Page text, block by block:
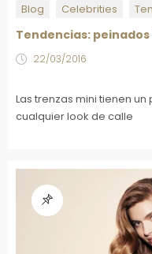
Blog Celebrities
Tendencias:
22/03/2016
Las trenzas mini tienen
cualquier look de calle